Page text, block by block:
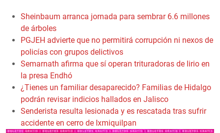
Sheinbaum arranca jornada para sembrar 6.6 millones
de árboles
PGJEH advierte que no permitirá corrupción ni nexos de
policías con grupos delictivos
Semarnath afirma que sí operan trituradoras de lirio en
la presa Endhó
¿Tienes un familiar desaparecido? Familias de Hidalgo
podrán revisar indicios hallados en Jalisco
Senderista resulta lesionada y es rescatada tras sufrir
accidente en cerro de Ixmiquilpan